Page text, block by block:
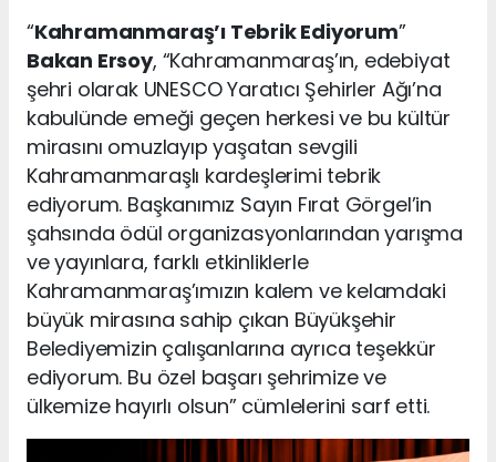
“Kahramanmaraş’ı Tebrik Ediyorum”
Bakan Ersoy, “Kahramanmaraş’ın, edebiyat
şehri olarak UNESCO Yaratıcı Şehirler Ağı’na
kabulünde emeği geçen herkesi ve bu kültür
mirasını omuzlayıp yaşatan sevgili
Kahramanmaraşlı kardeşlerimi tebrik
ediyorum. Başkanımız Sayın Fırat Görgel’in
şahsında ödül organizasyonlarından yarışma
ve yayınlara, farklı etkinliklerle
Kahramanmaraş’ımızın kalem ve kelamdaki
büyük mirasına sahip çıkan Büyükşehir
Belediyemizin çalışanlarına ayrıca teşekkür
ediyorum. Bu özel başarı şehrimize ve
ülkemize hayırlı olsun” cümlelerini sarf etti.